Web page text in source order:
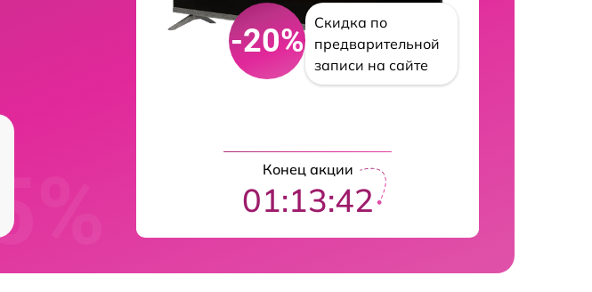
-20%
Скидка по
предварительной
записи на сайте
Конец акции
01:13:42